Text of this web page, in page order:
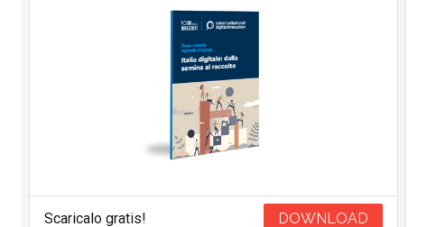
Scaricalo gratis! DOWNLOAD